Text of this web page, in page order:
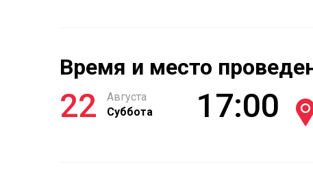
Время и место
22
Августа
Суббота
17:00